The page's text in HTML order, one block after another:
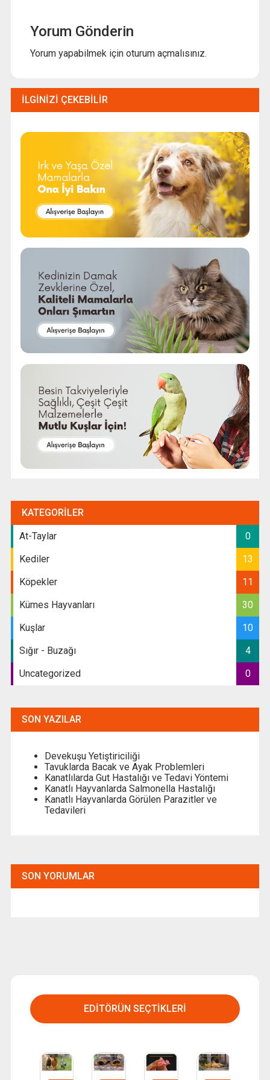
Yorum Gönderin
Yorum yapabilmek için oturum açmalısınız.
İLGINIZI ÇEKEBILIR
KATEGORILER
At-Taylar
0
Kediler
13
Köpekler
11
Kümes Hayvanları
30
Kuşlar
10
Sığır - Buzağı
4
Uncategorized
0
SON YAZILAR
Devekuşu Yetiştiriciliği
Tavuklarda Bacak ve Ayak Problemleri
Kanatlılarda Gut Hastalığı ve Tedavi Yöntemi
Kanatlı Hayvanlarda Salmonella Hastalığı
Kanatlı Hayvanlarda Görülen Parazitler ve
Tedavileri
SON YORUMLAR
EDITÖRÜN SEÇTIKLERI